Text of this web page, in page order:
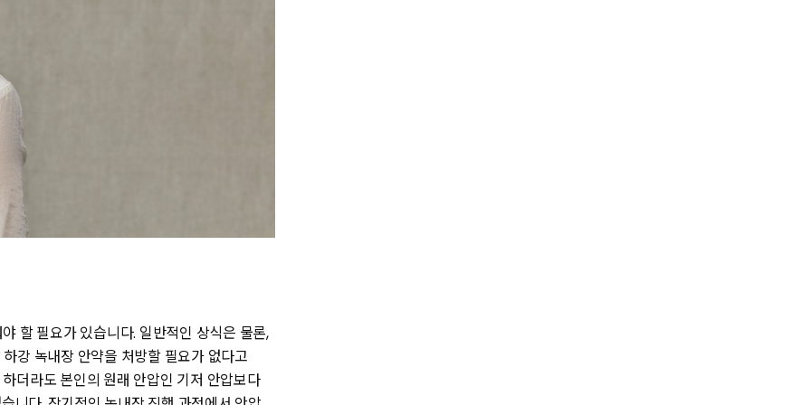
할 필요가 있습니다. 일반적인 상식은 물론,
강 녹내장 안약을 처방할 필요가 없다고
더라도 본인의 원래 안압인 기저 안압보다